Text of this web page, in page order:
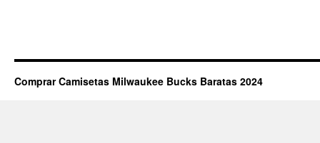
ñuñoa
Comprar Camisetas Milwaukee Bucks Baratas 2024